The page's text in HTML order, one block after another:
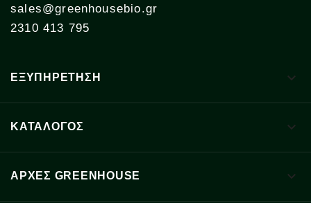
sales@greenhousebio.gr
2310 413 795
ΕΞΥΠΗΡΕΤΗΣΗ 
ΚΑΤΑΛΟΓΟΣ 
ΑΡΧΈΣ GREENHOUSE 